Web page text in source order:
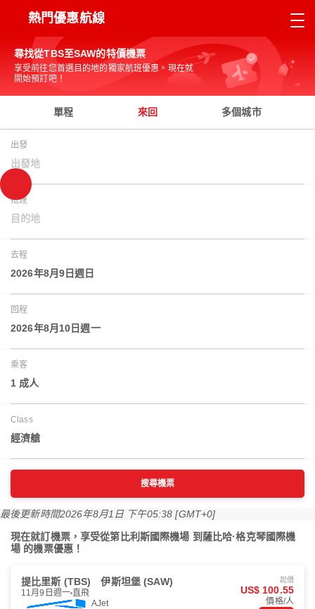
熱門優惠航線
尋找從TBS至SAW的特價機票
享受前往您首選目的地的獨家航班優惠。現在就
開始預訂吧！
單程 來回 多個城市
出發
出發地
抵達
目的地
去程
2026年8月9日週日
回程
2026年8月10日週一
乘客
1 成人
Class
經濟艙
搜尋機票
最後更新時間2026年8月1日 下午05:38 [GMT+0]
現在就訂機票，享受從第比利斯國際機場 到薩比哈·格克琴國際機
場 的機票優惠！
提比里斯 (TBS) 伊斯坦堡 (SAW)
11月9日週一 直飛
AJet
起價
US$ 100.55
價格/人